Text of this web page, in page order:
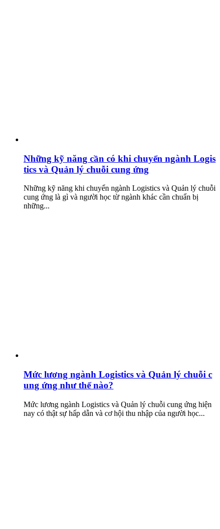
Những kỹ năng cần có khi chuyển ngành Logis
tics và Quản lý chuỗi cung ứng
Những kỹ năng khi chuyển ngành Logistics và Quản lý chuỗi
cung ứng là gì và người học từ ngành khác cần chuẩn bị
những...
Mức lương ngành Logistics và Quản lý chuỗi c
ung ứng như thế nào?
Mức lương ngành Logistics và Quản lý chuỗi cung ứng hiện
nay có thật sự hấp dẫn và cơ hội thu nhập của người học...